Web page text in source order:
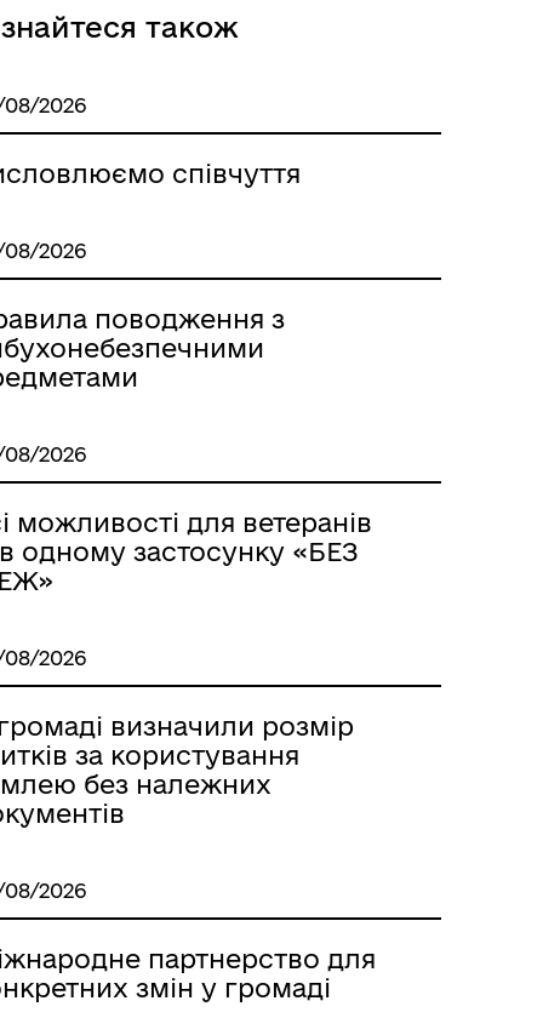
Розклад автобусів Роздільна-
Лиманське
також
2026
співчуття
2026
поводження з
2026
можливості для ветеранів
одному застосунку «БЕЗ
2026
визначили розмір
за користування
без належних
2026
партнерство для
змін у громаді